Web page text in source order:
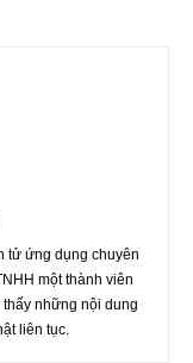
tử ứng dụng chuyên
một thành viên
những nội dung
liên tục.